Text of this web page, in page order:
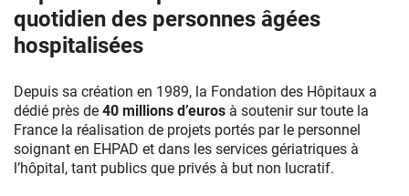
pétanque
quotidien des personnes âgées
hospitalisées
Depuis sa création en 1989, la Fondation des Hôpitaux a
dédié près de 40 millions d’euros à soutenir sur toute la
France la réalisation de projets portés par le personnel
soignant en EHPAD et dans les services gériatriques à
l’hôpital, tant publics que privés à but non lucratif.